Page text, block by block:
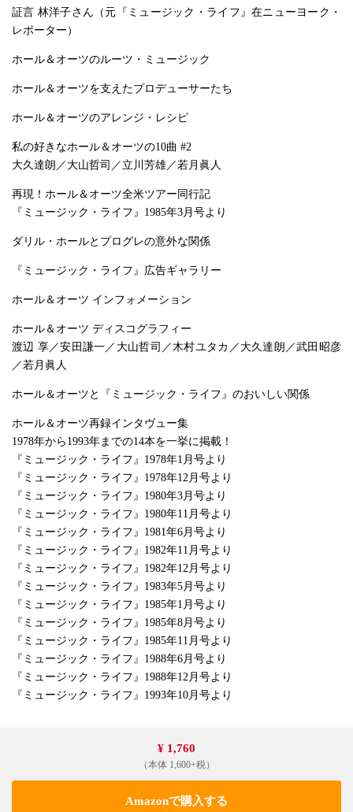
証言 林洋子さん（元『ミュージック・ライフ』在ニューヨーク・
レポーター）
ホール＆オーツのルーツ・ミュージック
ホール＆オーツを支えたプロデューサーたち
ホール＆オーツのアレンジ・レシピ
私の好きなホール＆オーツの10曲 #2
大久達朗／大山哲司／立川芳雄／若月眞人
再現！ホール＆オーツ全米ツアー同行記
『ミュージック・ライフ』1985年3月号より
ダリル・ホールとプログレの意外な関係
『ミュージック・ライフ』広告ギャラリー
ホール＆オーツ インフォメーション
ホール＆オーツ ディスコグラフィー
渡辺 享／安田謙一／大山哲司／木村ユタカ／大久達朗／武田昭彦
／若月眞人
ホール＆オーツと『ミュージック・ライフ』のおいしい関係
ホール＆オーツ再録インタヴュー集
1978年から1993年までの14本を一挙に掲載！
『ミュージック・ライフ』1978年1月号より
『ミュージック・ライフ』1978年12月号より
『ミュージック・ライフ』1980年3月号より
『ミュージック・ライフ』1980年11月号より
『ミュージック・ライフ』1981年6月号より
『ミュージック・ライフ』1982年11月号より
『ミュージック・ライフ』1982年12月号より
『ミュージック・ライフ』1983年5月号より
『ミュージック・ライフ』1985年1月号より
『ミュージック・ライフ』1985年8月号より
『ミュージック・ライフ』1985年11月号より
『ミュージック・ライフ』1988年6月号より
『ミュージック・ライフ』1988年12月号より
『ミュージック・ライフ』1993年10月号より
¥ 1,760
（本体 1,600+税）
Amazonで購入する